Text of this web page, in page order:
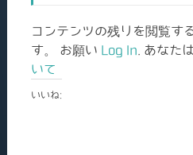
コンテンツの残りを閲覧す
す。 お願い Log In . あなた
いて
いいね: